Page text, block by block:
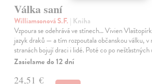
Válka saní
Williamsonová S.F. | Kniha
Vzpoura se odehrává ve stínech… Vivien
jazyk draků — a tím rozpoutala občanskou válku, v
stranách bojují draci i lidé. Poté co po
Zasielame do 12 dní
24,51 €